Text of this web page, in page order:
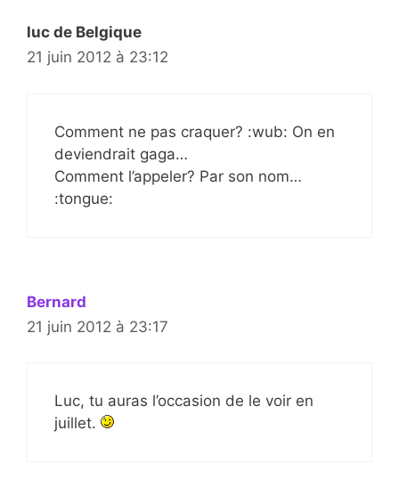
luc de Belgique
21 juin 2012 à 23:12
Comment ne pas craquer? :wub: On en
deviendrait gaga…
Comment l’appeler? Par son nom…
:tongue:
Bernard
21 juin 2012 à 23:17
Luc, tu auras l’occasion de le voir en
juillet.